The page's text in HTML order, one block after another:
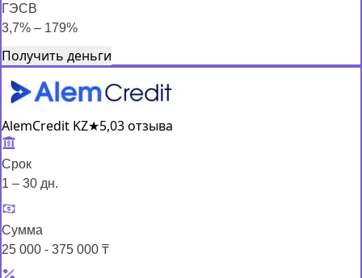
ГЭСВ
3,7% – 179%
Получить деньги
AlemCredit KZ★5,03 отзыва
Срок
1 – 30 дн.
Сумма
25 000 - 375 000 ₸